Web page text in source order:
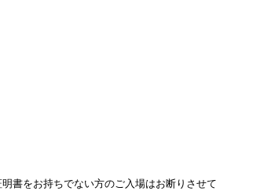
書をお持ちでない方のご入場はお断りさせて